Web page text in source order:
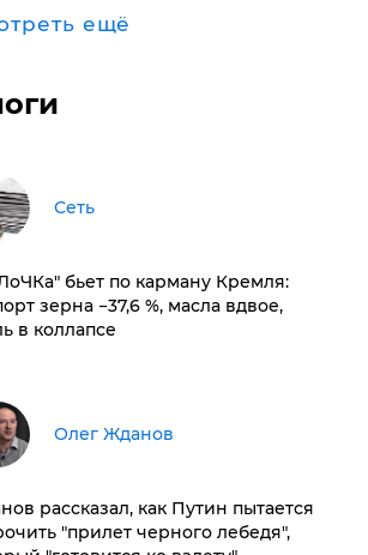
ещё
Сеть
бьет по карману Кремля:
зерна −37,6 %, масла вдвое,
в коллапсе
Олег Жданов
рассказал, как Путин пытается
"прилет черного лебедя",